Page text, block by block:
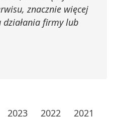
znacznie więcej
firmy lub
2023 2022
2021